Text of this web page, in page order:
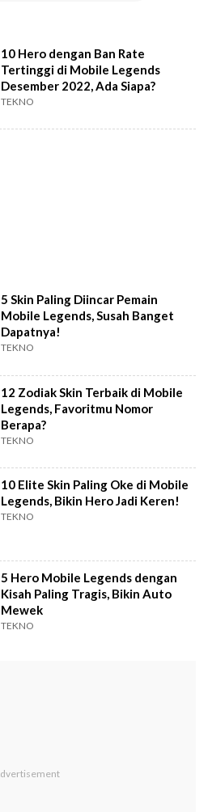
10 Hero dengan Ban Rate
Tertinggi di Mobile Legends
Desember 2022, Ada Siapa?
TEKNO
5 Skin Paling Diincar Pemain
Mobile Legends, Susah Banget
Dapatnya!
TEKNO
12 Zodiak Skin Terbaik di Mobile
Legends, Favoritmu Nomor
Berapa?
TEKNO
10 Elite Skin Paling Oke di Mobile
Legends, Bikin Hero Jadi Keren!
TEKNO
5 Hero Mobile Legends dengan
Kisah Paling Tragis, Bikin Auto
Mewek
TEKNO